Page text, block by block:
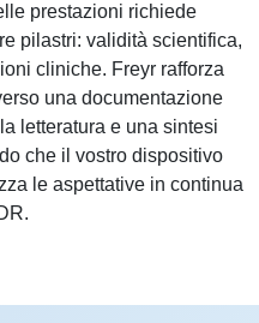
prestazioni richiede
pilastri: validità scientifica,
cliniche. Freyr rafforza
una documentazione
letteratura e una sintesi
che il vostro dispositivo
le aspettative in continua